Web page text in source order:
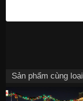
Sản phẩm cùng loại